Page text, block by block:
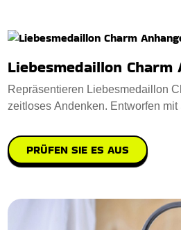
Liebesmedaillon Charm
Repräsentieren Liebesmedaillon
zeitloses Andenken. Entworfen mit
PRÜFEN SIE ES AUS